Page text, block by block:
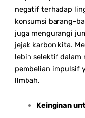
negatif terhadap
konsumsi barang-
juga mengurangi
jejak karbon kita.
lebih selektif dalam
pembelian impulsif
limbah.
Keinginan